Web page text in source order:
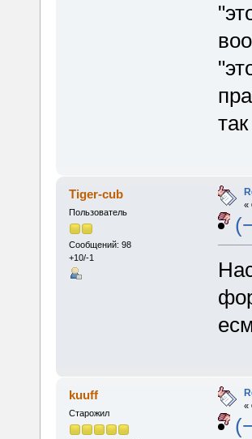
Tiger-cub
Пользователь
Сообщений: 98
+10/-1
«
kuuff
Старожил
«